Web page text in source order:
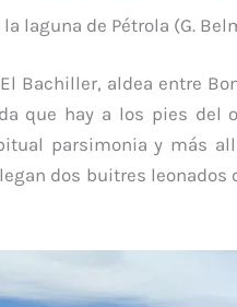
laguna de Pétrola (G.
Bachiller, aldea entre
que hay a los pies del
parsimonia y más
dos buitres